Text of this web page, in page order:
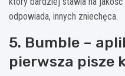
odpowiada, innych zniechęca.
5. Bumble –
pierwsza pisze